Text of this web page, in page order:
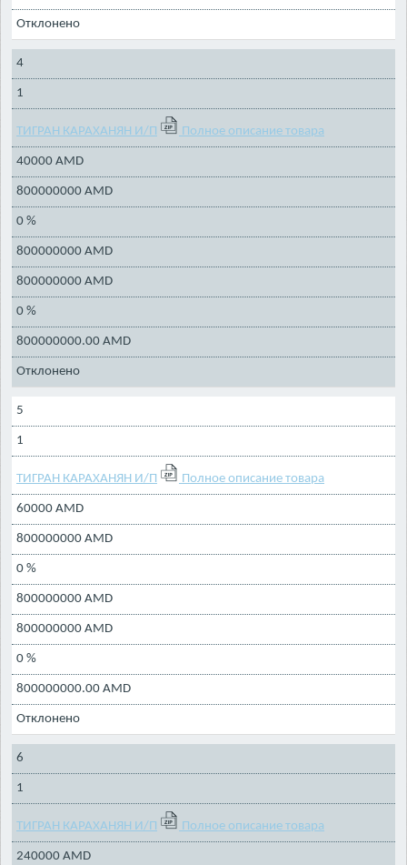
Отклонено
4
1
ТИГРАН КАРАХАНЯН И/П Полное описание товара
40000 AMD
800000000 AMD
0 %
800000000 AMD
800000000 AMD
0 %
800000000.00 AMD
Отклонено
5
1
ТИГРАН КАРАХАНЯН И/П Полное описание товара
60000 AMD
800000000 AMD
0 %
800000000 AMD
800000000 AMD
0 %
800000000.00 AMD
Отклонено
6
1
ТИГРАН КАРАХАНЯН И/П Полное описание товара
240000 AMD